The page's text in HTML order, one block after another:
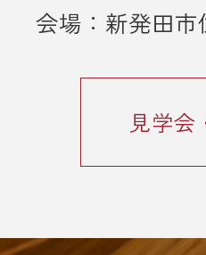
・ご入力いた
会場：新発田市
見学会